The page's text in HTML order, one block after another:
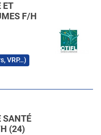
ET
F/H
VRP…)
SANTÉ
(24)